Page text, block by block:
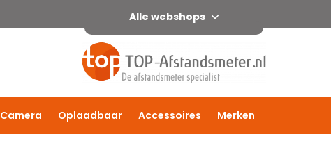
Alle webshops
Camera Oplaadbaar Accessoires Merken